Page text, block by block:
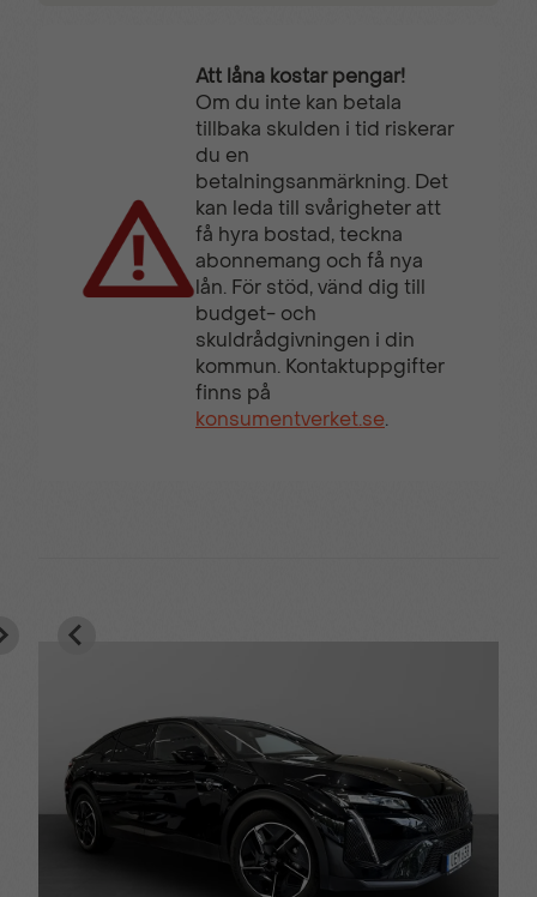
Att låna kostar pengar!
Om du inte kan betala
tillbaka skulden i tid riskerar
du en
betalningsanmärkning. Det
kan leda till svårigheter att
få hyra bostad, teckna
abonnemang och få nya
lån. För stöd, vänd dig till
budget- och
skuldrådgivningen i din
kommun. Kontaktuppgifter
finns på
konsumentverket.se.